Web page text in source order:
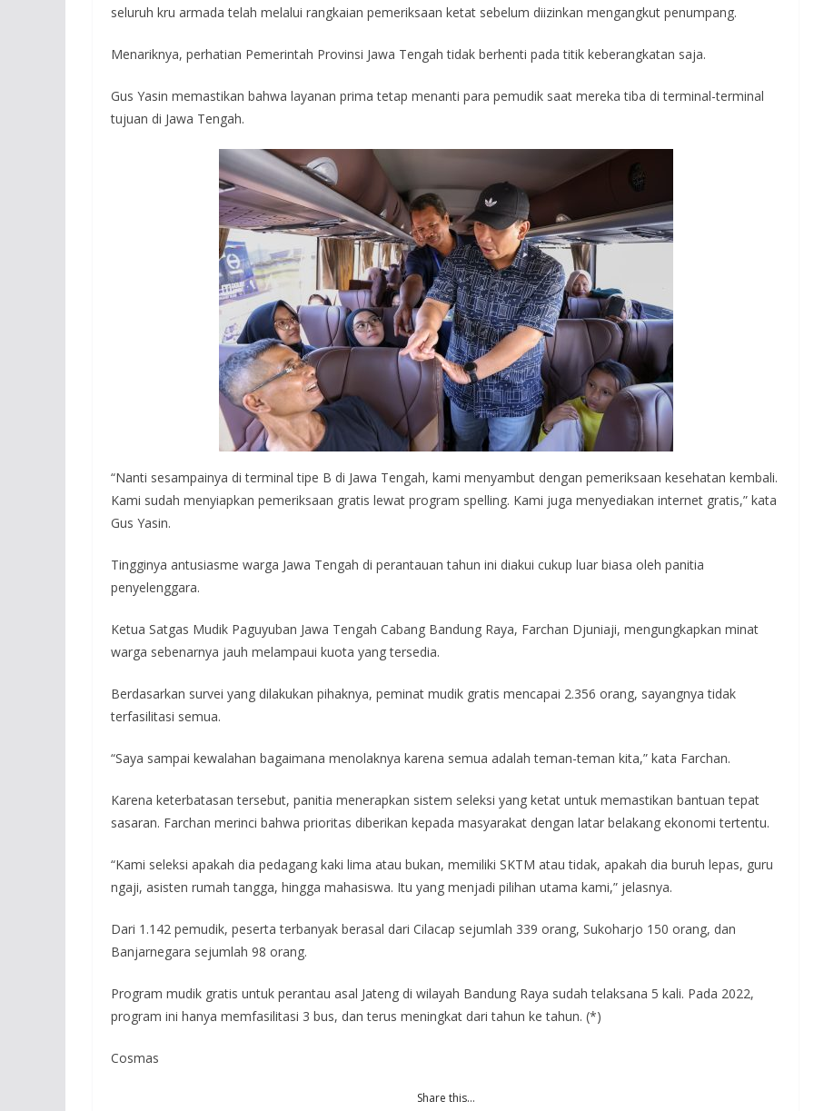
seluruh kru armada telah melalui rangkaian pemeriksaan ketat sebelum diizinkan mengangkut penumpang.
Menariknya, perhatian Pemerintah Provinsi Jawa Tengah tidak berhenti pada titik keberangkatan saja.
Gus Yasin memastikan bahwa layanan prima tetap menanti para pemudik saat mereka tiba di terminal-terminal
tujuan di Jawa Tengah.
“Nanti sesampainya di terminal tipe B di Jawa Tengah, kami menyambut dengan pemeriksaan kesehatan kembali.
Kami sudah menyiapkan pemeriksaan gratis lewat program spelling. Kami juga menyediakan internet gratis,” kata
Gus Yasin.
Tingginya antusiasme warga Jawa Tengah di perantauan tahun ini diakui cukup luar biasa oleh panitia
penyelenggara.
Ketua Satgas Mudik Paguyuban Jawa Tengah Cabang Bandung Raya, Farchan Djuniaji, mengungkapkan minat
warga sebenarnya jauh melampaui kuota yang tersedia.
Berdasarkan survei yang dilakukan pihaknya, peminat mudik gratis mencapai 2.356 orang, sayangnya tidak
terfasilitasi semua.
“Saya sampai kewalahan bagaimana menolaknya karena semua adalah teman-teman kita,” kata Farchan.
Karena keterbatasan tersebut, panitia menerapkan sistem seleksi yang ketat untuk memastikan bantuan tepat
sasaran. Farchan merinci bahwa prioritas diberikan kepada masyarakat dengan latar belakang ekonomi tertentu.
“Kami seleksi apakah dia pedagang kaki lima atau bukan, memiliki SKTM atau tidak, apakah dia buruh lepas, guru
ngaji, asisten rumah tangga, hingga mahasiswa. Itu yang menjadi pilihan utama kami,” jelasnya.
Dari 1.142 pemudik, peserta terbanyak berasal dari Cilacap sejumlah 339 orang, Sukoharjo 150 orang, dan
Banjarnegara sejumlah 98 orang.
Program mudik gratis untuk perantau asal Jateng di wilayah Bandung Raya sudah telaksana 5 kali. Pada 2022,
program ini hanya memfasilitasi 3 bus, dan terus meningkat dari tahun ke tahun. (*)
Cosmas
Share this…